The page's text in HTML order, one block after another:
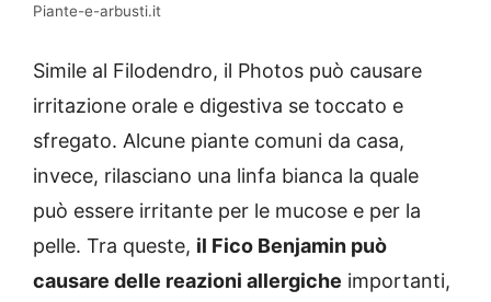
Piante-e-arbusti.it
Simile al Filodendro, il Photos può causare
irritazione orale e digestiva se toccato e
sfregato. Alcune piante comuni da casa,
invece, rilasciano una linfa bianca la quale
può essere irritante per le mucose e per la
pelle. Tra queste, il Fico Benjamin può
causare delle reazioni allergiche importanti,